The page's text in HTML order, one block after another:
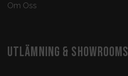
Om Oss
UTLÄMNING & SHOWROOMS